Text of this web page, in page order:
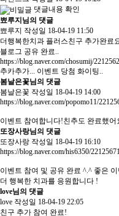
댓글내용 확인
뾰루지님의 댓글
뾰루지 작성일 18-04-19 11:50
더행복한치과 플러스친구 추가완료요
블로그 공유 완료..
https://blog.naver.com/chosumij/
추카추가... 이벤트 당첨 화이팅..
봄날은꽃님의 댓글
봄날은꽃 작성일 18-04-19 14:00
https://blog.naver.com/popomo11/
이벤트 참여합니다!친추도 완료했어
또장사랑님의 댓글
또장사랑 작성일 18-04-19 16:10
https://blog.naver.com/his6350/
이벤트 참여 및 공유 완료 ^.^ 좋은
더 행복한 치과를 응원합니다 !
love님의 댓글
love 작성일 18-04-19 22:05
친구 추가 참여 완료!